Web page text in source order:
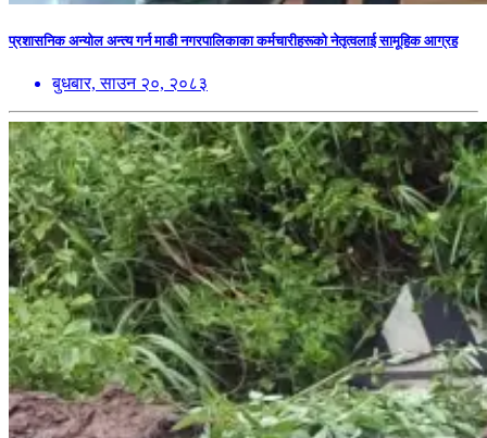
प्रशासनिक अन्योल अन्त्य गर्न माडी नगरपालिकाका कर्मचारीहरूको नेतृत्वलाई सामूहिक आग्रह
बुधबार, साउन २०, २०८३